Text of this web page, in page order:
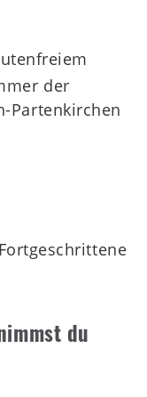
der
Partenkirchen
du